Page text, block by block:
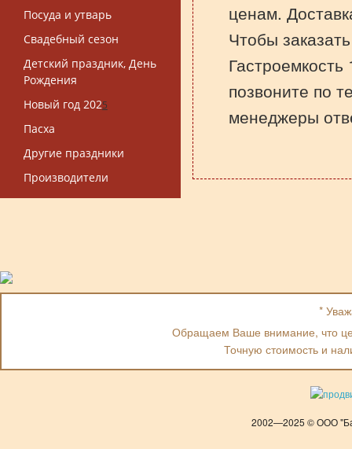
Посуда и утварь
Свадебный сезон
Детский праздник, День
Рождения
Новый год 2025
Пасха
Другие праздники
Производители
ценам.
Чтобы
позвоните по
менеджеры
*
Обращаем Ваше внимание, что
Точную стоимость и
2002—2025 © ООО